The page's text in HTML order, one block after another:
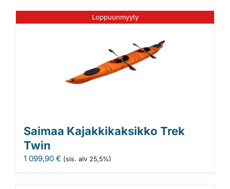
Loppuunmyyty
Saimaa Kajakkikaksikko Trek
Twin
1 099,90 € (sis. alv 25,5%)